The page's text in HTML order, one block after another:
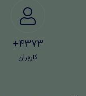
4373+
کاربران